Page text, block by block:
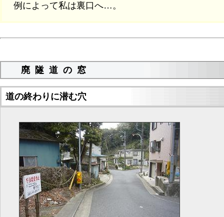
例によって私は裏口へ…。
廃隧道の窓
道の終わりに潜む穴